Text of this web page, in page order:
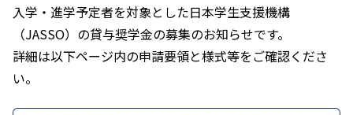
入学・進学予定者を対象とした日本学生支援機構
（JASSO）の貸与奨学金の募集のお知らせです。
詳細は以下ページ内の申請要領と様式等をご確認くださ
い。